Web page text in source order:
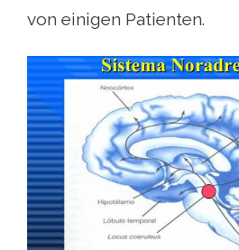
von einigen Patienten.